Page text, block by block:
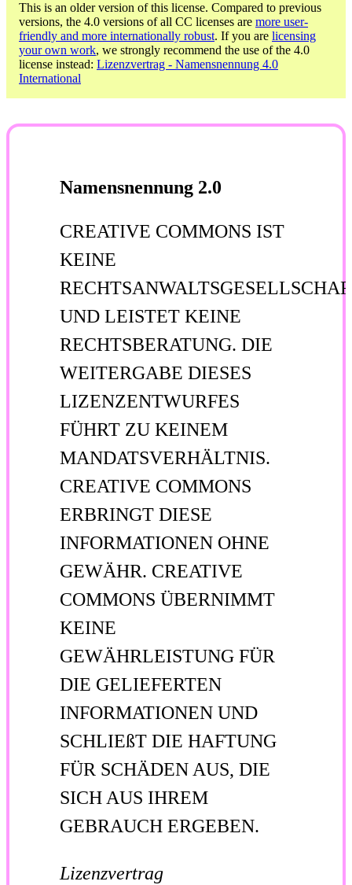
This is an older version of this license. Compared to previous
versions, the 4.0 versions of all CC licenses are more user-
friendly and more internationally robust. If you are licensing
your own work, we strongly recommend the use of the 4.0
license instead: Lizenzvertrag - Namensnennung 4.0
International
Namensnennung 2.0
CREATIVE COMMONS IST
KEINE
UND LEISTET KEINE
RECHTSBERATUNG. DIE
WEITERGABE DIESES
LIZENZENTWURFES
FÜHRT ZU KEINEM
MANDATSVERHÄLTNIS.
CREATIVE COMMONS
ERBRINGT DIESE
INFORMATIONEN OHNE
GEWÄHR. CREATIVE
COMMONS ÜBERNIMMT
KEINE
GEWÄHRLEISTUNG FÜR
DIE GELIEFERTEN
INFORMATIONEN UND
SCHLIEßT DIE HAFTUNG
FÜR SCHÄDEN AUS, DIE
SICH AUS IHREM
GEBRAUCH ERGEBEN.
Lizenzvertrag